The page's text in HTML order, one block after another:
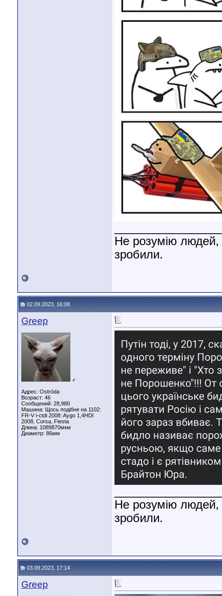
Не розумію людей,
зробили.
02.09.2023, 16:08
Greep
♂
Адрес: Ostróda
Возраст: 46
Сообщений: 28,980
Машина: Щось подібне на 1102:
FR-V i-ctdi 2008: Aygo 1,4HDI
2008, Corsa, Fiesta
Длина: 1089870мкм
Диаметр: 86мм
Не розумію людей,
зробили.
03.09.2023, 17:14
Greep